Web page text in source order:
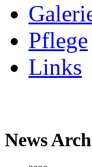
Pflege
Links
News